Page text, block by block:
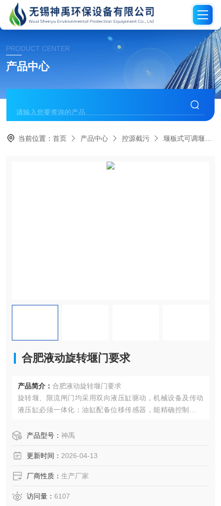
PRODUCT CENTER
产品中心
当前位置：首页 产品中心 控源截污 堰板式可调堰
合肥液动旋转堰门要求
产品简介： 合肥液动旋转堰门要求
旋转堰、限流闸门均采用双向液压缸驱动，机械设备及传动
液压缸必须一体化；油缸配备位移传感器，能精确控制堰板
防水。活塞、阀门等类似结构由不锈钢材料制成，以防止生
满足水下工作要求。
产品型号： 神禹
更新时间： 2026-04-13
厂商性质： 生产厂家
访问量： 6107